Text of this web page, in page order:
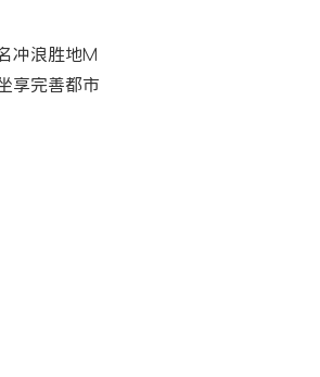
享完善都市